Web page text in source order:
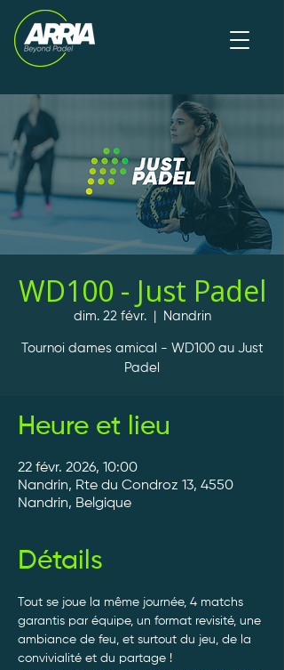
WD100 - Just Padel
dim. 22 févr.
  |
Nandrin
Tournoi dames amical - WD100 au Just
Padel
Heure et lieu
22 févr. 2026, 10:00
Nandrin, Rte du Condroz 13, 4550
Nandrin, Belgique
Détails
Tout se joue la même journée, 4 matchs
garantis par équipe, un format revisité, une
ambiance de feu, et surtout du jeu, de la
convivialité et du partage !